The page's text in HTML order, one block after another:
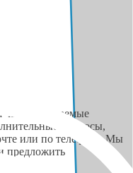
задаваемые
вопросы,
или по телефону. Мы
предложить